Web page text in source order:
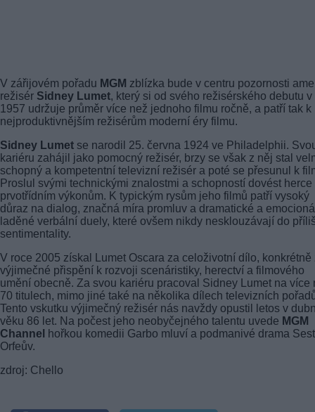
V zářijovém pořadu MGM zblízka bude v centru pozornosti
režisér Sidney Lumet, který si od svého režisérského debutu v
1957 udržuje průměr více než jednoho filmu ročně, a patří tak k
nejproduktivnějším režisérům moderní éry filmu.
Sidney Lumet se narodil 25. června 1924 ve Philadelphii.
kariéru zahájil jako pomocný režisér, brzy se však z něj stal
schopný a kompetentní televizní režisér a poté se přesunul k
Proslul svými technickými znalostmi a schopností dovést herce
prvotřídním výkonům. K typickým rysům jeho filmů patří vysoký
důraz na dialog, značná míra promluv a dramatické a
laděné verbální duely, které ovšem nikdy nesklouzávají do
sentimentality.
V roce 2005 získal Lumet Oscara za celoživotní dílo, konkrétně
výjimečné přispění k rozvoji scenáristiky, herectví a filmového
umění obecně. Za svou kariéru pracoval Sidney Lumet na více
70 titulech, mimo jiné také na několika dílech televizních
Tento vskutku výjimečný režisér nás navždy opustil letos v
věku 86 let. Na počest jeho neobyčejného talentu uvede MGM
Channel
hořkou komedii Garbo mluví a podmanivé drama
Orfeův.
zdroj: Chello